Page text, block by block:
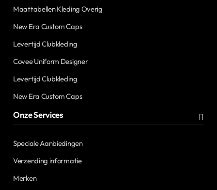
Maattabellen Kleding Overig
New Era Custom Caps
Levertijd Clubkleding
Covee Uniform Designer
Levertijd Clubkleding
New Era Custom Caps
Onze Services
Speciale Aanbiedingen
Verzending informatie
Merken